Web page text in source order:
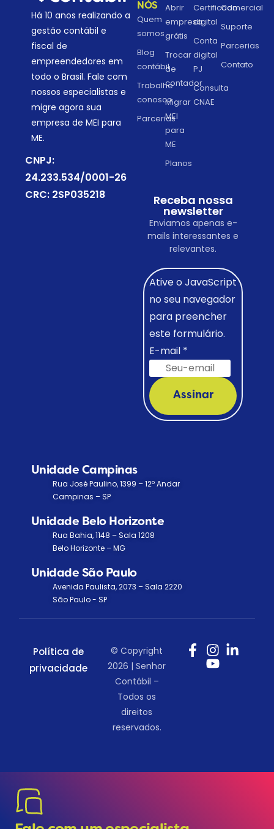
Há 10 anos realizando a
gestão contábil e
fiscal de
empreendedores em
todo o Brasil. Fale com
nossos especialistas e
migre agora sua
empresa de MEI para
ME.
CNPJ:
24.233.534/0001-26
CRC: 2SP035218
NÓS
Quem
somos
Blog
contábil
Trabalhe
conosco
Parcerias
Abrir
empresa
grátis
Trocar
de
contador
Migrar
MEI
para
ME
Planos
Certificado
digital
Conta
digital
PJ
Consulta
CNAE
Comercial
Suporte
Parcerias
Contato
Receba nossa
newsletter
Enviamos apenas e-
mails interessantes e
relevantes.
Ative o JavaScript
no seu navegador
para preencher
este formulário.
E-mail *
Assinar
Unidade Campinas
Rua José Paulino, 1399 – 12º Andar
Campinas – SP
Unidade Belo Horizonte
Rua Bahia, 1148 – Sala 1208
Belo Horizonte – MG
Unidade São Paulo
Avenida Paulista, 2073 – Sala 2220
São Paulo - SP
Política de
privacidade
© Copyright
2026 | Senhor
Contábil –
Todos os
direitos
reservados.